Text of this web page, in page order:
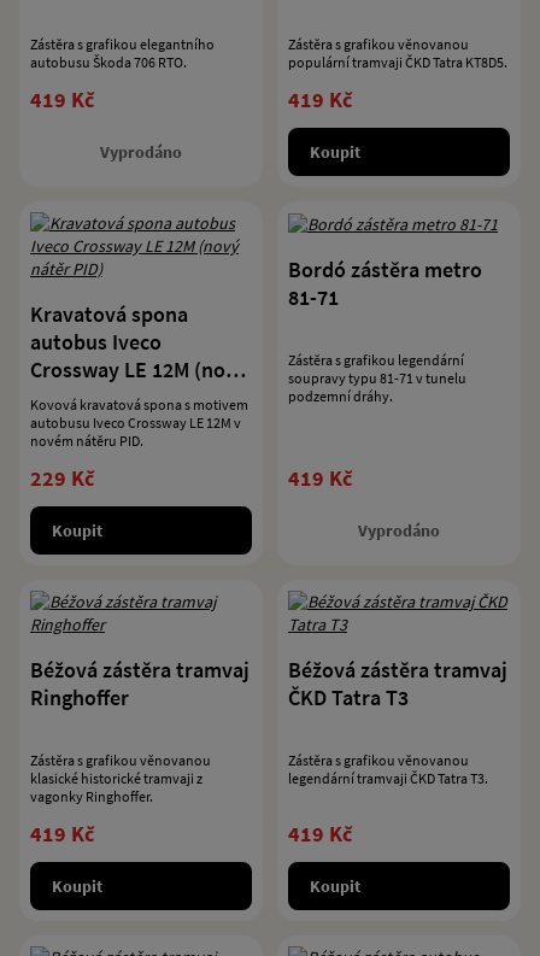
Zástěra s grafikou elegantního
autobusu Škoda 706 RTO.
419 Kč
Vyprodáno
Zástěra s grafikou věnovanou
populární tramvaji ČKD Tatra KT8D5.
419 Kč
Koupit
Kravatová spona
autobus Iveco
Crossway LE 12M (nový
nátěr PID)
Kovová kravatová spona s motivem
autobusu Iveco Crossway LE 12M v
novém nátěru PID.
229 Kč
Koupit
Bordó zástěra metro
81-71
Zástěra s grafikou legendární
soupravy typu 81-71 v tunelu
podzemní dráhy.
419 Kč
Vyprodáno
Béžová zástěra tramvaj
Ringhoffer
Zástěra s grafikou věnovanou
klasické historické tramvaji z
vagonky Ringhoffer.
419 Kč
Koupit
Béžová zástěra tramvaj
ČKD Tatra T3
Zástěra s grafikou věnovanou
legendární tramvaji ČKD Tatra T3.
419 Kč
Koupit